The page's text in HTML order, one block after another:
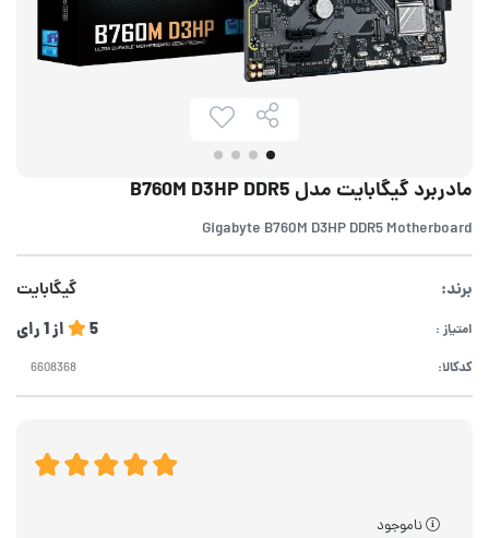
مادربرد گیگابایت مدل B760M D3HP DDR5
Gigabyte B760M D3HP DDR5 Motherboard
برند: گیگابایت
امتیاز : 5 از1رای
کدکالا:
ناموجود